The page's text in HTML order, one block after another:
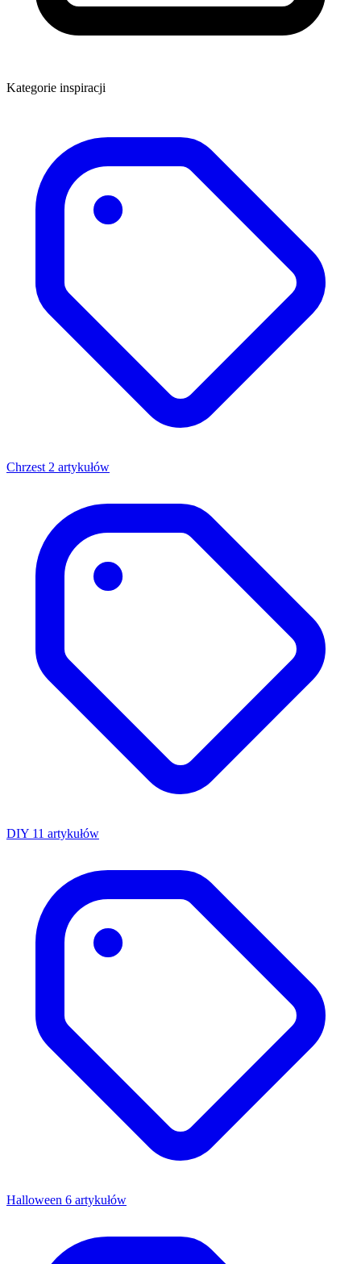
Kategorie inspiracji
Chrzest 2 artykułów
DIY 11 artykułów
Halloween 6 artykułów